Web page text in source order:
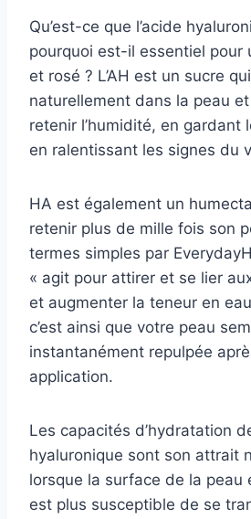
Qu’est-ce que l’acide
pourquoi est-il essentiel pour
et rosé ? L’AH est un sucre
naturellement dans la peau
retenir l’humidité, en gardant
en ralentissant les signes du
HA est également un
retenir plus de mille fois son
termes simples par
« agit pour attirer et se lier
et augmenter la teneur en
c’est ainsi que votre peau
instantanément repulpée
application.
Les capacités d’hydratation
hyaluronique sont son attrait
lorsque la surface de la peau
est plus susceptible de se